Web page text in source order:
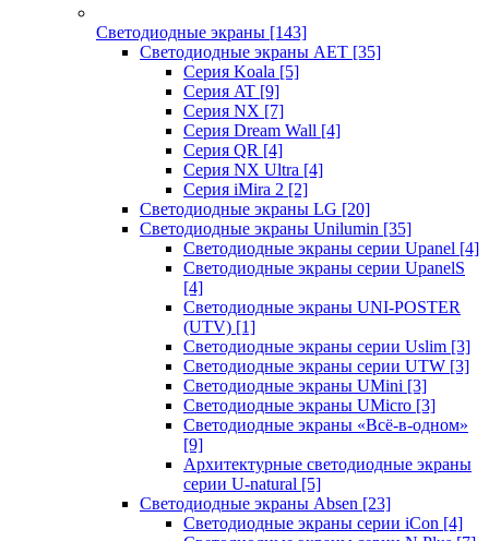
Светодиодные экраны [143]
Светодиодные экраны AET [35]
Cерия Koala [5]
Серия AT [9]
Серия NX [7]
Серия Dream Wall [4]
Серия QR [4]
Серия NX Ultra [4]
Серия iMira 2 [2]
Светодиодные экраны LG [20]
Светодиодные экраны Unilumin [35]
Светодиодные экраны серии Upanel [4]
Светодиодные экраны серии UpanelS
[4]
Светодиодные экраны UNI-POSTER
(UTV) [1]
Светодиодные экраны серии Uslim [3]
Светодиодные экраны серии UTW [3]
Светодиодные экраны UMini [3]
Светодиодные экраны UMicro [3]
Светодиодные экраны «Всё-в-одном»
[9]
Архитектурные светодиодные экраны
серии U-natural [5]
Светодиодные экраны Absen [23]
Светодиодные экраны серии iCon [4]